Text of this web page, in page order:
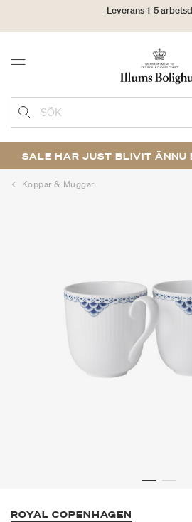
30 dagars returrätt
Menu
SÖK
SALE HAR JUST BLIVIT ÄNNU
Koppar & Muggar
ROYAL COPENHAGEN